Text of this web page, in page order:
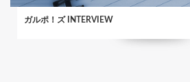
ガルポ！ズ INTERVIEW